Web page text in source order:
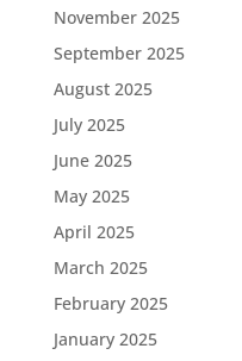
November 2025
September 2025
August 2025
July 2025
June 2025
May 2025
April 2025
March 2025
February 2025
January 2025